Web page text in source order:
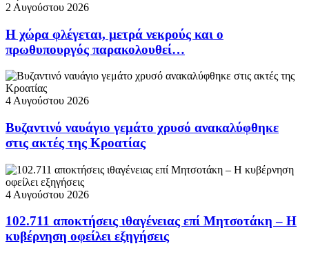
2 Αυγούστου 2026
Η χώρα φλέγεται, μετρά νεκρούς και ο
πρωθυπουργός παρακολουθεί…
4 Αυγούστου 2026
Βυζαντινό ναυάγιο γεμάτο χρυσό ανακαλύφθηκε
στις ακτές της Κροατίας
4 Αυγούστου 2026
102.711 αποκτήσεις ιθαγένειας επί Μητσοτάκη – Η
κυβέρνηση οφείλει εξηγήσεις